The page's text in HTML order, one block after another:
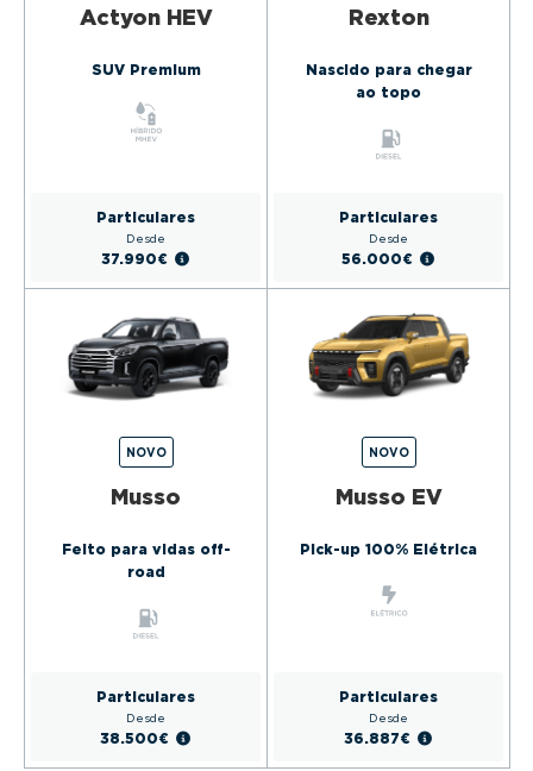
Actyon HEV
SUV Premium
Particulares
Desde
37.990€
Rexton
Nascido para chegar
ao topo
Particulares
Desde
56.000€
NOVO
Musso
Feito para vidas off-
road
Particulares
Desde
38.500€
NOVO
Musso EV
Pick-up 100% Elétrica
Particulares
Desde
36.887€